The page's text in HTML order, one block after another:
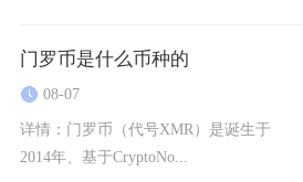
门罗币是什么币种的
08-07
详情： 门罗币（代号XMR）是诞生于
2014年、基于CryptoNo...